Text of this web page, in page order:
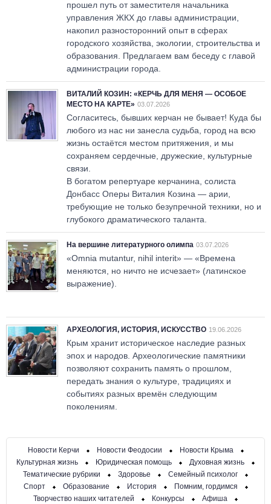
прошел путь от заместителя начальника
управления ЖКХ до главы администрации,
накопил разносторонний опыт в сферах
городского хозяйства, экологии, строительства и
образования. Предлагаем вам беседу с главой
администрации города.
ВИТАЛИЙ КОЗИН: «КЕРЧЬ ДЛЯ МЕНЯ — ОСОБОЕ
МЕСТО НА КАРТЕ» 03.07.2026
Согласитесь, бывших керчан не бывает! Куда бы
любого из нас ни занесла судьба, город на всю
жизнь остаётся местом притяжения, и мы
сохраняем сердечные, дружеские, культурные
связи.
В богатом репертуаре керчанина, солиста
Донбасс Оперы Виталия Козина — арии,
требующие не только безупречной техники, но и
глубокого драматического таланта.
На вершине литературного олимпа 03.07.2026
«Omnia mutantur, nihil interit» — «Времена
меняются, но ничто не исчезает» (латинское
выражение).
АРХЕОЛОГИЯ, ИСТОРИЯ, ИСКУССТВО 19.06.2026
Крым хранит историческое наследие разных
эпох и народов. Археологические памятники
позволяют сохранить память о прошлом,
передать знания о культуре, традициях и
событиях разных времён следующим
поколениям.
Новости Керчи Новости Феодосии
Новости Крыма
Культурная жизнь
Юридическая помощь
Духовная жизнь
Тематические рубрики
Здоровье
Семейный психолог
Спорт
Образование История
Помним, гордимся
Творчество наших читателей
Конкурсы Афиша